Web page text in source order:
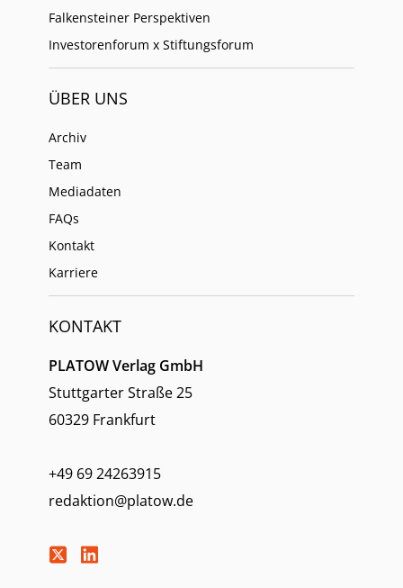
Falkensteiner Perspektiven
Investorenforum x Stiftungsforum
ÜBER UNS
Archiv
Team
Mediadaten
FAQs
Kontakt
Karriere
KONTAKT
PLATOW Verlag GmbH
Stuttgarter Straße 25
60329 Frankfurt
+49 69 24263915
redaktion@platow.de